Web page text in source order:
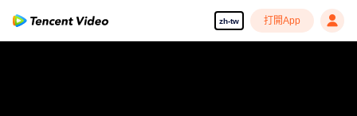
zh-tw 打開App